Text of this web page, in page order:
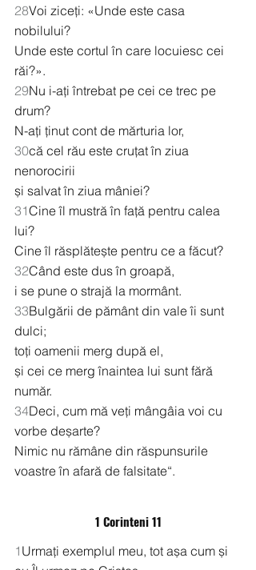
28Voi ziceți: «Unde este casa
nobilului?
Unde este cortul în care locuiesc cei
răi?».
29Nu i-ați întrebat pe cei ce trec pe
drum?
N-ați ținut cont de mărturia lor,
30că cel rău este cruțat în ziua
nenorocirii
și salvat în ziua mâniei?
31Cine îl mustră în față pentru calea
lui?
Cine îl răsplătește pentru ce a făcut?
32Când este dus în groapă,
i se pune o strajă la mormânt.
33Bulgării de pământ din vale îi sunt
dulci;
toți oamenii merg după el,
și cei ce merg înaintea lui sunt fără
număr.
34Deci, cum mă veți mângâia voi cu
vorbe deșarte?
Nimic nu rămâne din răspunsurile
voastre în afară de falsitate“.
1 Corinteni 11
1 Urmați exemplul meu, tot așa cum și